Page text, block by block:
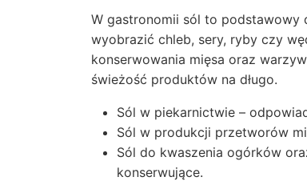
W gastronomii sól to podstawowy
wyobrazić chleb, sery, ryby czy
konserwowania mięsa oraz
świeżość produktów na długo.
Sól w piekarnictwie –
Sól w produkcji przetworów
Sól do kwaszenia ogórków
konserwujące.